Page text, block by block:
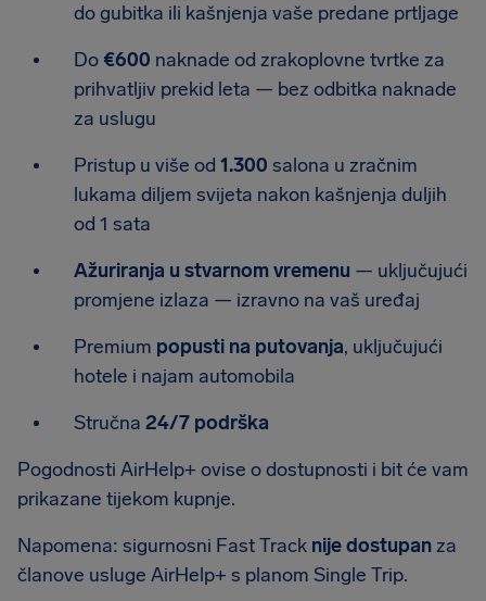
do gubitka ili kašnjenja vaše predane prtljage
Do €600 naknade od zrakoplovne tvrtke za
prihvatljiv prekid leta — bez odbitka naknade
za uslugu
Pristup u više od 1.300 salona u zračnim
lukama diljem svijeta nakon kašnjenja duljih
od 1 sata
Ažuriranja u stvarnom vremenu — uključujući
promjene izlaza — izravno na vaš uređaj
Premium popusti na putovanja, uključujući
hotele i najam automobila
Stručna 24/7 podrška
Pogodnosti AirHelp+ ovise o dostupnosti i bit će vam
prikazane tijekom kupnje.
Napomena: sigurnosni Fast Track nije dostupanza
članove usluge AirHelp+ s planom Single Trip.